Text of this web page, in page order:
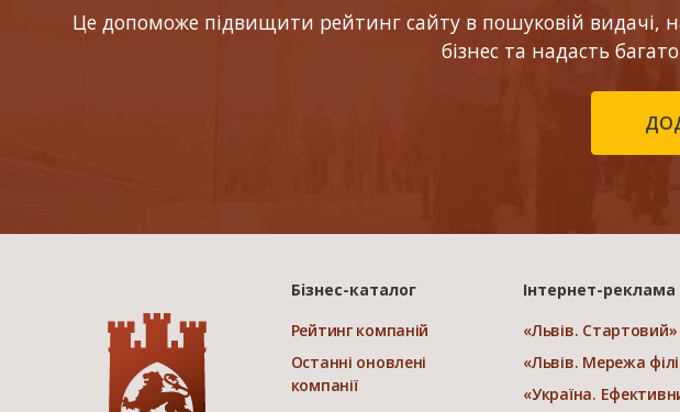
Це допоможе підвищити рейтинг сайту в пошуковій видачі,
бізнес та надасть
Бізнес-каталог
Рейтинг компаній
Останні оновлені
компанії
Інтернет-реклама
«Львів. Стартовий»
«Львів. Мережа
«Україна.